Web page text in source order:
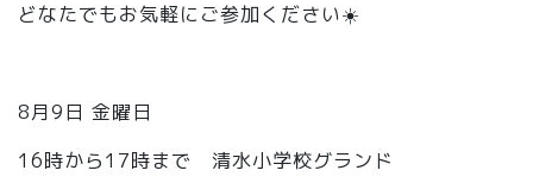
どなたでもお気軽にご参加ください☀️
8月9日 金曜日
16時から17時まで 清水小学校グランド